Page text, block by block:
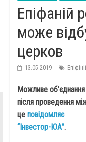
Епіфаній
може
церков
13.05.2019
Можливе
після проведення
це повідомляє
“Інвестор-ЮА”.